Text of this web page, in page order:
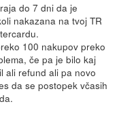
do 7 dni da je
nakazana na tvoj TR
100 nakupov preko
če pa je bilo kaj
ali refund ali pa novo
da se postopek včasih